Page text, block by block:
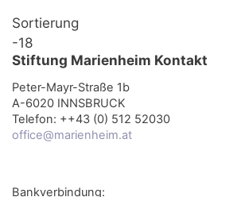
Sortierung
-18
Stiftung Marienheim Kontakt
Peter-Mayr-Straße 1b
A-6020 INNSBRUCK
Telefon: ++43 (0) 512 52030
office@marienheim.at
Bankverbindung: